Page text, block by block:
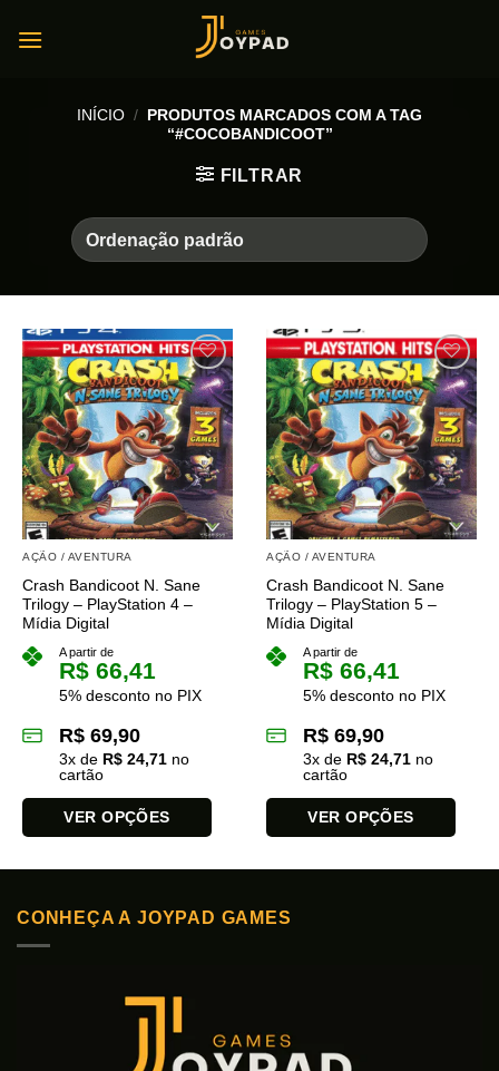
INÍCIO / PRODUTOS MARCADOS COM A TAG
“#COCOBANDICOOT”
FILTRAR
AÇÃO / AVENTURA
Crash Bandicoot N. Sane
Trilogy – PlayStation 4 –
Mídia Digital
A partir de
R$ 66,41
5% desconto no PIX
R$ 69,90
3x de R$ 24,71 no
cartão
VER OPÇÕES
produto
várias
variantes.
AÇÃO / AVENTURA
Crash Bandicoot N. Sane
Trilogy – PlayStation 5 –
Mídia Digital
A partir de
R$ 66,41
5% desconto no PIX
R$ 69,90
3x de R$ 24,71 no
cartão
VER OPÇÕES
produto
várias
ser
escolhidas
CONHEÇA A JOYPAD GAMES